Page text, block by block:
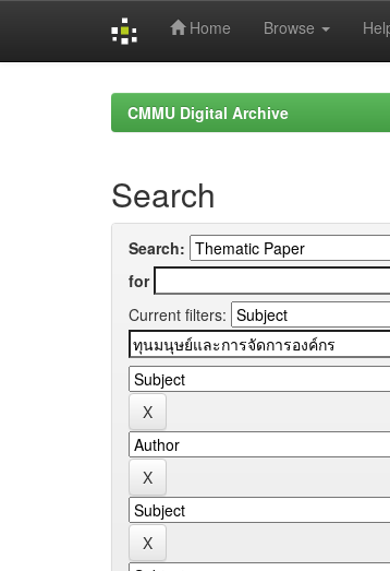
Home Browse
CMMU Digital Archive
Search
Search:
for
Current filters: